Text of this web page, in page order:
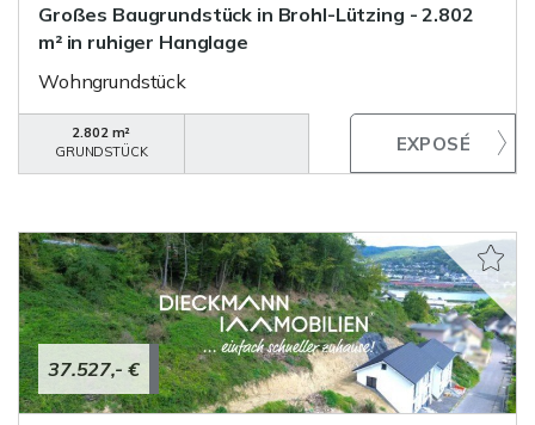
Großes Baugrundstück in Brohl-Lützing - 2.802
m² in ruhiger Hanglage
Wohngrundstück
2.802 m²
GRUNDSTÜCK
37.527,- €